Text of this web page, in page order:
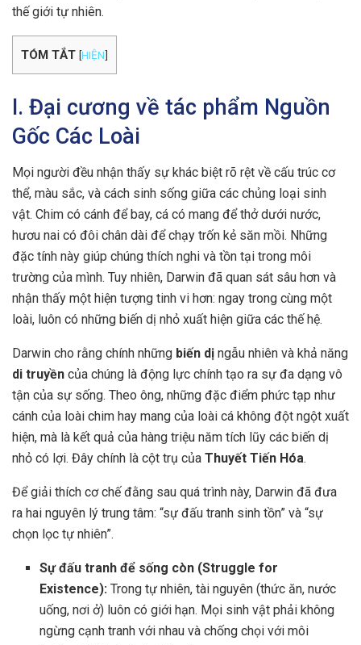
thế giới tự nhiên.
TÓM TẮT [HIỆN]
I. Đại cương về tác phẩm Nguồn
Gốc Các Loài
Mọi người đều nhận thấy sự khác biệt rõ rệt về cấu trúc cơ
thể, màu sắc, và cách sinh sống giữa các chủng loại sinh
vật. Chim có cánh để bay, cá có mang để thở dưới nước,
hươu nai có đôi chân dài để chạy trốn kẻ săn mồi. Những
đặc tính này giúp chúng thích nghi và tồn tại trong môi
trường của mình. Tuy nhiên, Darwin đã quan sát sâu hơn và
nhận thấy một hiện tượng tinh vi hơn: ngay trong cùng một
loài, luôn có những biến dị nhỏ xuất hiện giữa các thế hệ.
Darwin cho rằng chính những biến dị ngẫu nhiên và khả năng
di truyền của chúng là động lực chính tạo ra sự đa dạng vô
tận của sự sống. Theo ông, những đặc điểm phức tạp như
cánh của loài chim hay mang của loài cá không đột ngột xuất
hiện, mà là kết quả của hàng triệu năm tích lũy các biến dị
nhỏ có lợi. Đây chính là cột trụ của Thuyết Tiến Hóa.
Để giải thích cơ chế đằng sau quá trình này, Darwin đã đưa
ra hai nguyên lý trung tâm: “sự đấu tranh sinh tồn” và “sự
chọn lọc tự nhiên”.
Sự đấu tranh để sống còn (Struggle for
Existence): Trong tự nhiên, tài nguyên (thức ăn, nước
uống, nơi ở) luôn có giới hạn. Mọi sinh vật phải không
ngừng cạnh tranh với nhau và chống chọi với môi